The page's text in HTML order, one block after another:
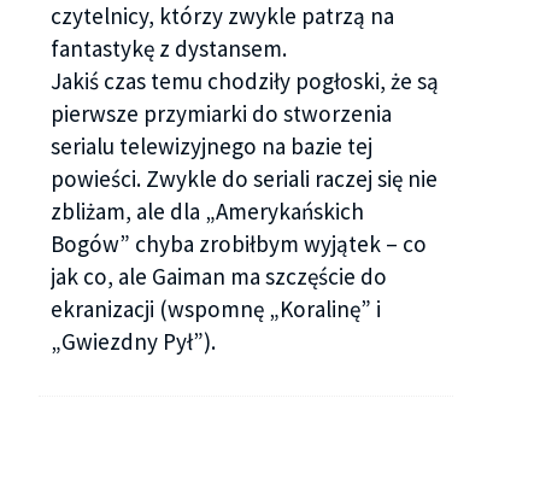
czytelnicy, którzy zwykle patrzą na
fantastykę z dystansem.
Jakiś czas temu chodziły pogłoski, że są
pierwsze przymiarki do stworzenia
serialu telewizyjnego na bazie tej
powieści. Zwykle do seriali raczej się nie
zbliżam, ale dla „Amerykańskich
Bogów” chyba zrobiłbym wyjątek – co
jak co, ale Gaiman ma szczęście do
ekranizacji (wspomnę „Koralinę” i
„Gwiezdny Pył”).